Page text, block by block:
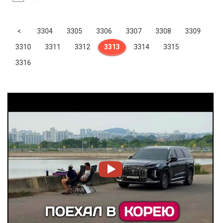
< Previous
3304 3305 3306 3307 3308
3309
3310
3311 3312 3313 3314
3315
3316